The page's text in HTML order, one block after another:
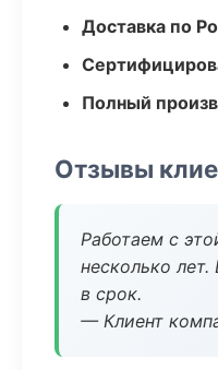
Доставка по
Полный
Отзывы
Работаем с
несколько лет.
в срок.
— Клиент